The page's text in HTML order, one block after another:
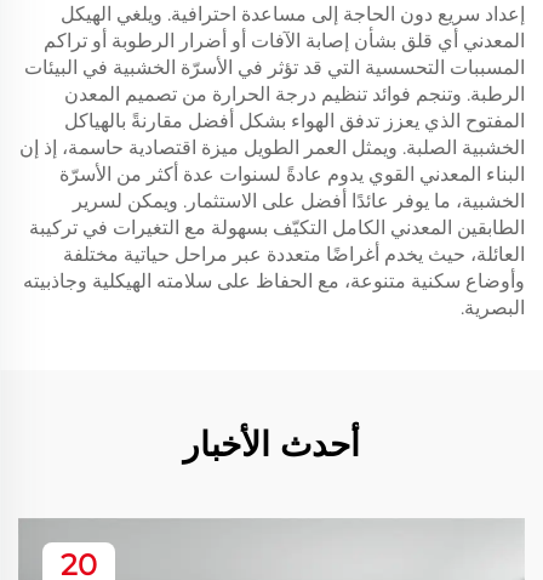
إعداد سريع دون الحاجة إلى مساعدة احترافية. ويلغي الهيكل
المعدني أي قلق بشأن إصابة الآفات أو أضرار الرطوبة أو تراكم
المسببات التحسسية التي قد تؤثر في الأسرّة الخشبية في البيئات
الرطبة. وتنجم فوائد تنظيم درجة الحرارة من تصميم المعدن
المفتوح الذي يعزز تدفق الهواء بشكل أفضل مقارنةً بالهياكل
الخشبية الصلبة. ويمثل العمر الطويل ميزة اقتصادية حاسمة، إذ إن
البناء المعدني القوي يدوم عادةً لسنوات عدة أكثر من الأسرّة
الخشبية، ما يوفر عائدًا أفضل على الاستثمار. ويمكن لسرير
الطابقين المعدني الكامل التكيّف بسهولة مع التغيرات في تركيبة
العائلة، حيث يخدم أغراضًا متعددة عبر مراحل حياتية مختلفة
وأوضاع سكنية متنوعة، مع الحفاظ على سلامته الهيكلية وجاذبيته
البصرية.
أحدث الأخبار
20